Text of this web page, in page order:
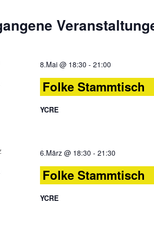
8.Mai @ 18:30 - 21:00
Folke Stammtisch
YCRE
6.März @ 18:30 - 21:30
Folke Stammtisch
YCRE